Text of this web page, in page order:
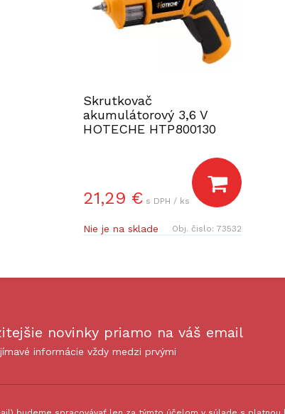
Skrutkovač
akumulátorový 3,6 V
HOTECHE HTP800130
21,29 € s DPH / ks
Nie je na sklade Obj. čislo:73532
novinky priamo na váš email
informácie vždy medzi prvými